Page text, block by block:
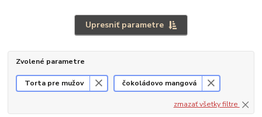
Upresniť parametre
Zvolené parametre
Torta pre mužov čokoládovo mangová
zmazať všetky filtre